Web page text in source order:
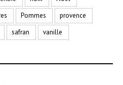
Pommes
provence
safran vanille